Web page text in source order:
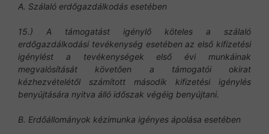
A. Szálaló erdőgazdálkodás esetében
15.) A támogatást igénylő köteles a szálaló
erdőgazdálkodási tevékenység esetében az első kifizetési
igénylést a tevékenységek első évi munkáinak
megvalósítását követően a támogatói okirat
kézhezvételétől számított második kifizetési igénylés
benyújtására nyitva álló időszak végéig benyújtani.
B. Erdőállományok kézimunka igényes ápolása esetében